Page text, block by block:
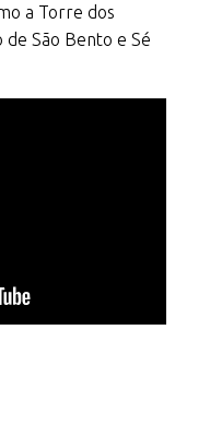
a Torre dos
de São Bento e Sé